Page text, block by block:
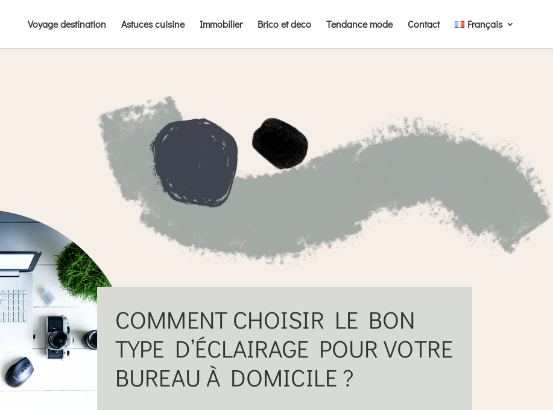
Voyage destination Astuces cuisine Immobilier Brico et deco Tendance mode Contact Français
COMMENT CHOISIR LE BON
TYPE D’ÉCLAIRAGE POUR VOTRE
BUREAU À DOMICILE ?